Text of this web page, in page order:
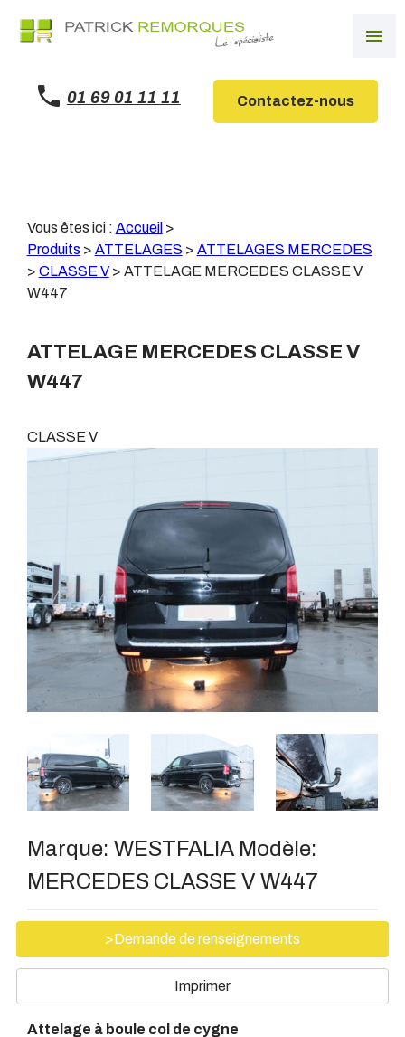
menu
01 69 01 11 11 Contactez-nous
Vous êtes ici : Accueil >
Produits > ATTELAGES > ATTELAGES MERCEDES
> CLASSE V> ATTELAGE MERCEDES CLASSE V
W447
ATTELAGE MERCEDES CLASSE V
W447
CLASSE V
Marque: WESTFALIA Modèle:
MERCEDES CLASSE V W447
>Demande de renseignements
Imprimer
Attelage à boule col de cygne